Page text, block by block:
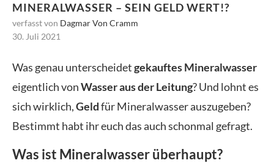
MINERALWASSER – SEIN GELD WERT!?
verfasst von Dagmar Von Cramm
30. Juli 2021
Was genau unterscheidetgekauftes Mineralwasser
eigentlich vonWasser aus der Leitung? Und lohnt es
sich wirklich,Geldfür Mineralwasser auszugeben?
Bestimmt habt ihr euch das auch schonmal gefragt.
Was ist Mineralwasser überhaupt?